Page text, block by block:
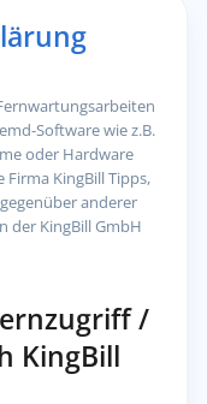
Software wie z.B.
oder Hardware
KingBill Tipps,
anderer
der KingBill GmbH
/
KingBill